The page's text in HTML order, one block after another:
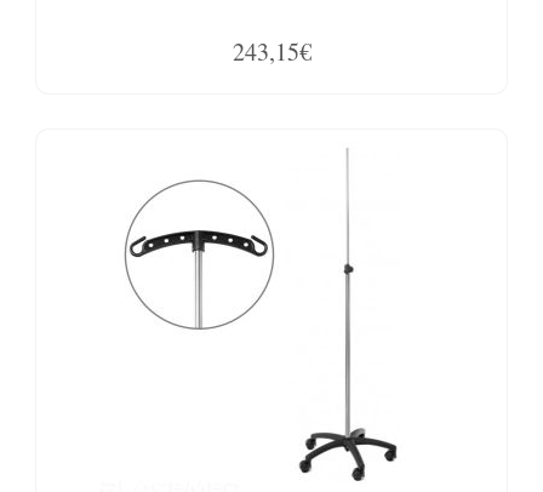
243,15€